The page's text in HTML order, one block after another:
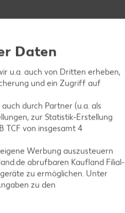
fein hacken.
zerkleinern
Daten
u.a. auch von Dritten erheben,
und ein Zugriff auf
durch Partner (u.a. als
zur Statistik-Erstellung
TCF von insgesamt4
Werbung auszusteuern
abrufbaren Kaufland Filial-
zu ermöglichen. Unter
zu den